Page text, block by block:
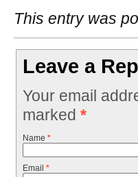
This entry was
Leave a
Your email
marked *
Name *
Email *